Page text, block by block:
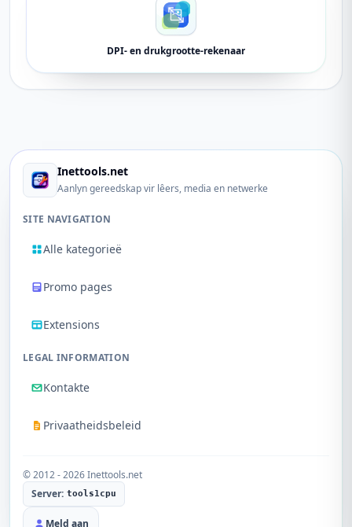
DPI- en drukgrootte-rekenaar
Inettools.net
Aanlyn gereedskap vir lêers, media en netwerke
SITE NAVIGATION
Alle kategorieë
Promo pages
Extensions
LEGAL INFORMATION
Kontakte
Privaatheidsbeleid
© 2012 - 2026 Inettools.net
Server: tools1cpu
Meld aan